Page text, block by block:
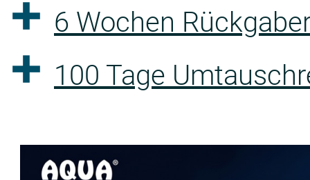
6 Wochen
100 Tage